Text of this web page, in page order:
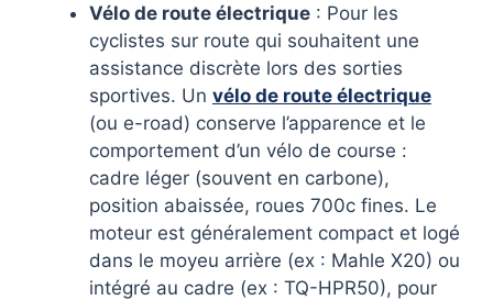
Vélo de route électrique : Pour les
cyclistes sur route qui souhaitent une
assistance discrète lors des sorties
sportives. Un vélo de route électrique
(ou e-road) conserve l’apparence et le
comportement d’un vélo de course :
cadre léger (souvent en carbone),
position abaissée, roues 700c fines. Le
moteur est généralement compact et logé
dans le moyeu arrière (ex : Mahle X20) ou
intégré au cadre (ex : TQ-HPR50), pour